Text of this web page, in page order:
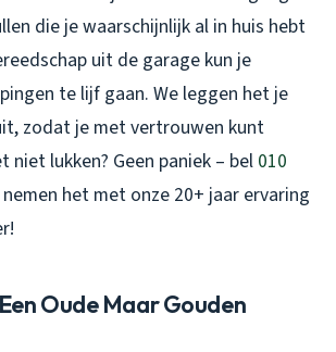
die je waarschijnlijk al in huis hebt
uit de garage kun je
te lijf gaan. We leggen het je
zodat je met vertrouwen kunt
niet lukken? Geen paniek – bel 010
het met onze 20+ jaar ervaring
Oude Maar Gouden